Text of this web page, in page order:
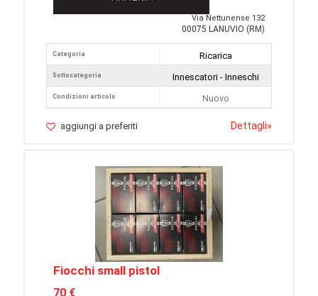
Via Nettunense 132
00075 LANUVIO (RM)
Categoria
Sottocategoria
Condizioni articolo
Ricarica
Innescatori - Inneschi
Nuovo
aggiungi a preferiti Dettagli»
Fiocchi small pistol
70 €